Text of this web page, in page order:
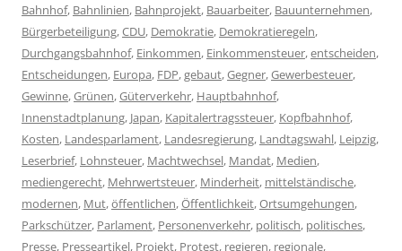
Bahnhof, Bahnlinien, Bahnprojekt, Bauarbeiter, Bauunternehmen,
Bürgerbeteiligung,CDU, Demokratie, Demokratieregeln,
Durchgangsbahnhof, Einkommen, Einkommensteuer,entscheiden,
Entscheidungen, Europa, FDP,gebaut,Gegner,Gewerbesteuer,
Gewinne,Grünen,Güterverkehr, Hauptbahnhof,
Innenstadtplanung, Japan, Kapitalertragssteuer, Kopfbahnhof,
Kosten, Landesparlament, Landesregierung, Landtagswahl, Leipzig,
Leserbrief, Lohnsteuer, Machtwechsel, Mandat, Medien,
mediengerecht, Mehrwertsteuer, Minderheit, mittelständische,
modernen, Mut,öffentlichen,Öffentlichkeit,Ortsumgehungen,
Parkschützer, Parlament, Personenverkehr, politisch, politisches,
Presse, Presseartikel, Projekt, Protest, regieren, regionale,